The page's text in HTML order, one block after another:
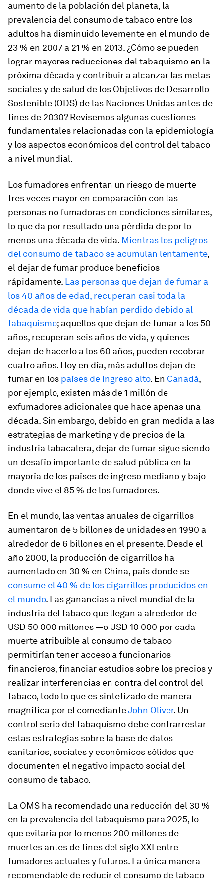
aumento de la población del planeta, la
prevalencia del consumo de tabaco entre los
adultos ha disminuido levemente en el mundo de
23 % en 2007 a 21 % en 2013. ¿Cómo se pueden
lograr mayores reducciones del tabaquismo en la
próxima década y contribuir a alcanzar las metas
sociales y de salud de los Objetivos de Desarrollo
Sostenible (ODS) de las Naciones Unidas antes de
fines de 2030? Revisemos algunas cuestiones
fundamentales relacionadas con la epidemiología
y los aspectos económicos del control del tabaco
a nivel mundial.
Los fumadores enfrentan un riesgo de muerte
tres veces mayor en comparación con las
personas no fumadoras en condiciones similares,
lo que da por resultado una pérdida de por lo
menos una década de vida. Mientras los peligros
del consumo de tabaco se acumulan lentamente,
el dejar de fumar produce beneficios
rápidamente. Las personas que dejan de fumar a
los 40 años de edad, recuperan casi toda la
década de vida que habían perdido debido al
tabaquismo; aquellos que dejan de fumar a los 50
años, recuperan seis años de vida, y quienes
dejan de hacerlo a los 60 años, pueden recobrar
cuatro años. Hoy en día, más adultos dejan de
fumar en los países de ingreso alto. En Canadá,
por ejemplo, existen más de 1 millón de
exfumadores adicionales que hace apenas una
década. Sin embargo, debido en gran medida a las
estrategias de marketing y de precios de la
industria tabacalera, dejar de fumar sigue siendo
un desafío importante de salud pública en la
mayoría de los países de ingreso mediano y bajo
donde vive el 85 % de los fumadores.
En el mundo, las ventas anuales de cigarrillos
aumentaron de 5 billones de unidades en 1990 a
alrededor de 6 billones en el presente. Desde el
año 2000, la producción de cigarrillos ha
aumentado en 30 % en China, país donde se
consume el 40 % de los cigarrillos producidos en
el mundo. Las ganancias a nivel mundial de la
industria del tabaco que llegan a alrededor de
USD 50 000 millones —o USD 10 000 por cada
muerte atribuible al consumo de tabaco—
permitirían tener acceso a funcionarios
financieros, financiar estudios sobre los precios y
realizar interferencias en contra del control del
tabaco, todo lo que es sintetizado de manera
magnífica por el comedianteJohn Oliver. Un
control serio del tabaquismo debe contrarrestar
estas estrategias sobre la base de datos
sanitarios, sociales y económicos sólidos que
documenten el negativo impacto social del
consumo de tabaco.
La OMS ha recomendado una reducción del 30 %
en la prevalencia del tabaquismo para 2025, lo
que evitaría por lo menos 200 millones de
muertes antes de fines del siglo XXI entre
fumadores actuales y futuros. La única manera
recomendable de reducir el consumo de tabaco